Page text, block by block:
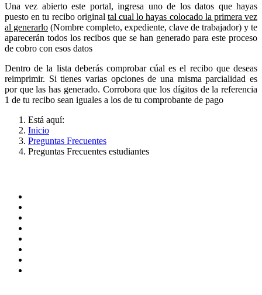
Una vez abierto este portal, ingresa uno de los datos que hayas
puesto en tu recibo original tal cual lo hayas colocado la primera vez
al generarlo (Nombre completo, expediente, clave de trabajador) y te
aparecerán todos los recibos que se han generado para este proceso
de cobro con esos datos
Dentro de la lista deberás comprobar cúal es el recibo que deseas
reimprimir. Si tienes varias opciones de una misma parcialidad es
por que las has generado. Corrobora que los dígitos de la referencia
1 de tu recibo sean iguales a los de tu comprobante de pago
Está aquí:
Inicio
Preguntas Frecuentes
Preguntas Frecuentes estudiantes